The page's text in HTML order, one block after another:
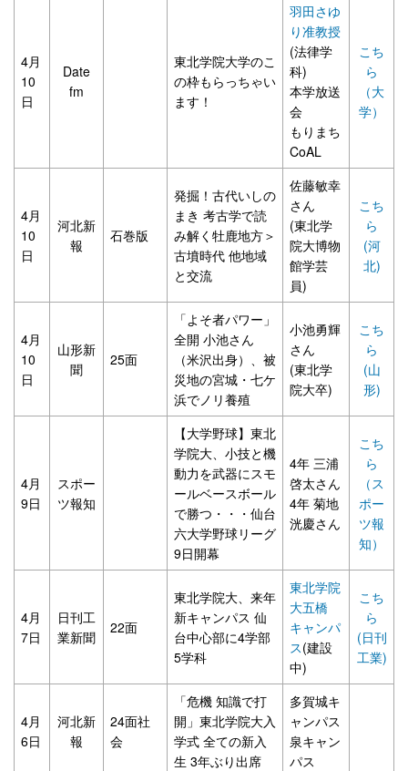
4月
10
日
Date
fm
東北学院大学のこ
の枠もらっちゃい
ます！
羽田さゆ
り准教授
(法律学
科)
本学放送
会
もりまち
CoAL
こち
ら
（大
学）
4月
10
日
河北新
報
石巻版
発掘！古代いしの
まき 考古学で読
み解く牡鹿地方＞
古墳時代 他地域
と交流
佐藤敏幸
さん
(東北学
院大博物
館学芸
員)
こち
ら
(河
北)
4月
10
日
山形新
聞
25面
「よそ者パワー」
全開 小池さん
（米沢出身）、被
災地の宮城・七ケ
浜でノリ養殖
小池勇輝
さん
(東北学
院大卒)
こち
ら
(山
形)
4月
9日
スポー
ツ報知
【大学野球】東北
学院大、小技と機
動力を武器にスモ
ールベースボール
で勝つ・・・仙台
六大学野球リーグ
9日開幕
4年 三浦
啓太さん
4年 菊地
洸慶さん
こち
ら
（ス
ポー
ツ報
知）
4月
7日
日刊工
業新聞
22面
東北学院大、来年
新キャンパス 仙
台中心部に4学部
5学科
東北学院
大五橋
キャンパ
ス(建設
中)
こち
ら
(日刊
工業)
4月
6日
河北新
報
24面社
会
「危機 知識で打
開」東北学院大入
学式 全ての新入
生 3年ぶり出席
多賀城キ
ャンパス
泉キャン
パス